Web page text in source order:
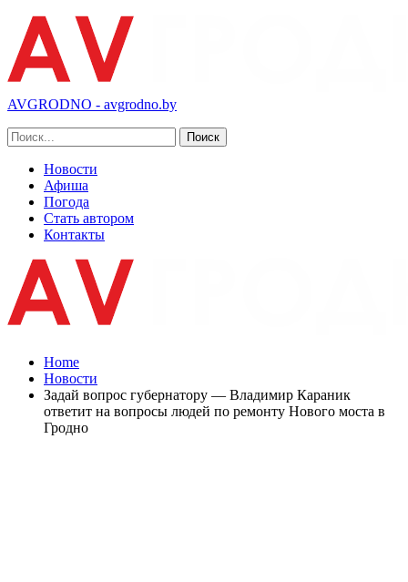
AVGRODNO - avgrodno.by
Новости
Афиша
Погода
Стать автором
Контакты
Home
Новости
Задай вопрос губернатору — Владимир Караник
ответит на вопросы людей по ремонту Нового моста в
Гродно